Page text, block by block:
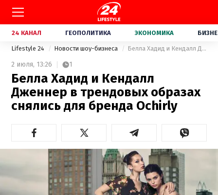
24 КАНАЛ ГЕОПОЛИТИКА ЭКОНОМИКА
Lifestyle 24 Новости шоу-бизнеса Белла Хадид и Кендалл Дженнер в трендовых образах снялись для бренда Ochirly
2 июля, 13:26 1
Белла Хадид и Кендалл
Дженнер в трендовых образах
снялись для бренда Ochirly